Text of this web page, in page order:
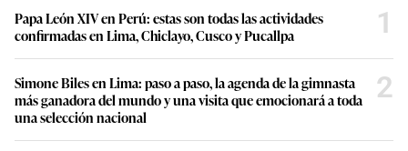
Papa León XIV en Perú: estas son todas las actividades
confirmadas en Lima, Chiclayo, Cusco y Pucallpa
1
Simone Biles en Lima: paso a paso, la agenda de la gimnasta
más ganadora del mundo y una visita que emocionará a toda
una selección nacional
2